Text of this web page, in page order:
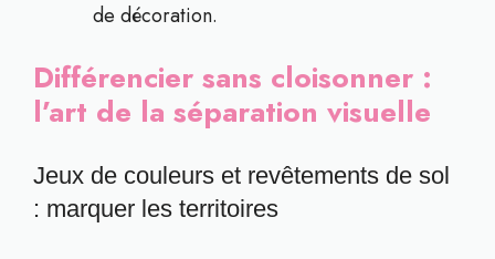
de décoration.
Différencier sans cloisonner :
l’art de la séparation visuelle
Jeux de couleurs et revêtements de sol
: marquer les territoires